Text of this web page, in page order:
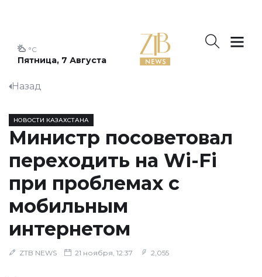
Пятница, 7 Августа
°C
Назад
НОВОСТИ КАЗАХСТАНА
Министр посоветовал
переходить на Wi-Fi
при проблемах с
мобильным
интернетом
ZTB NEWS 21 ноября, 12:37 2,055